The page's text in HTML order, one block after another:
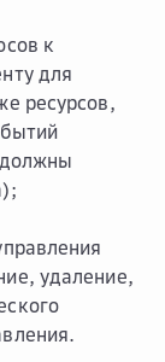
к
для
ресурсов,
удаление,